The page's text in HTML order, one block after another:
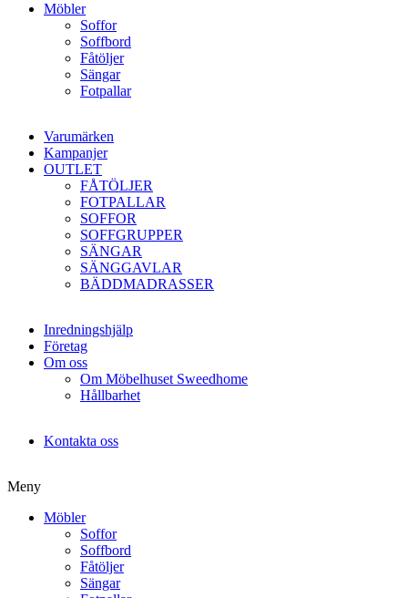
Möbler
Soffor
Soffbord
Fåtöljer
Sängar
Fotpallar
Varumärken
Kampanjer
OUTLET
FÅTÖLJER
FOTPALLAR
SOFFOR
SOFFGRUPPER
SÄNGAR
SÄNGGAVLAR
BÄDDMADRASSER
Inredningshjälp
Företag
Om oss
Om Möbelhuset Sweedhome
Hållbarhet
Kontakta oss
Meny
Möbler
Soffor
Soffbord
Fåtöljer
Sängar